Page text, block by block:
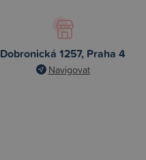
Dobronická 1257, Praha 4
Navigovat